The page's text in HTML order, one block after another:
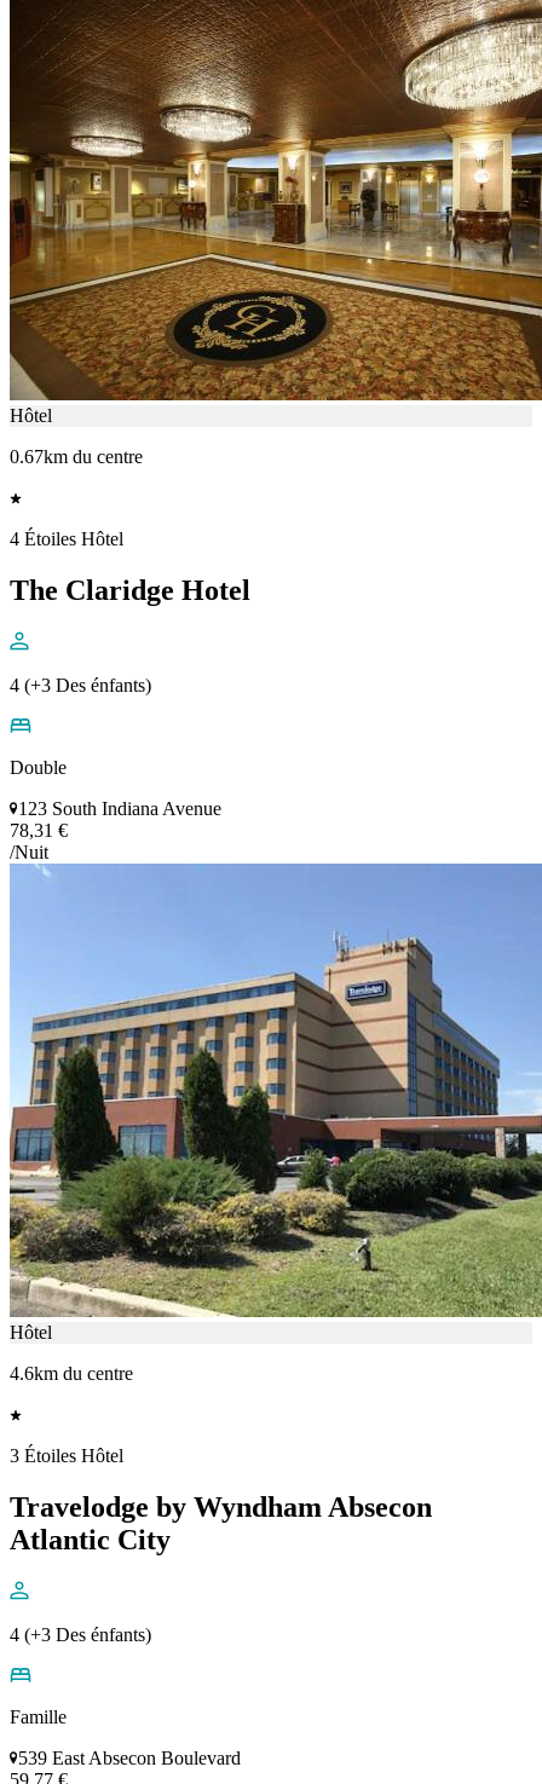
Hôtel
0.67km du centre
4 Étoiles Hôtel
The Claridge Hotel
4 (+3 Des énfants)
Double
123 South Indiana Avenue
78,31 €
/Nuit
Hôtel
4.6km du centre
3 Étoiles Hôtel
Travelodge by Wyndham Absecon
Atlantic City
4 (+3 Des énfants)
Famille
539 East Absecon Boulevard
59,77 €